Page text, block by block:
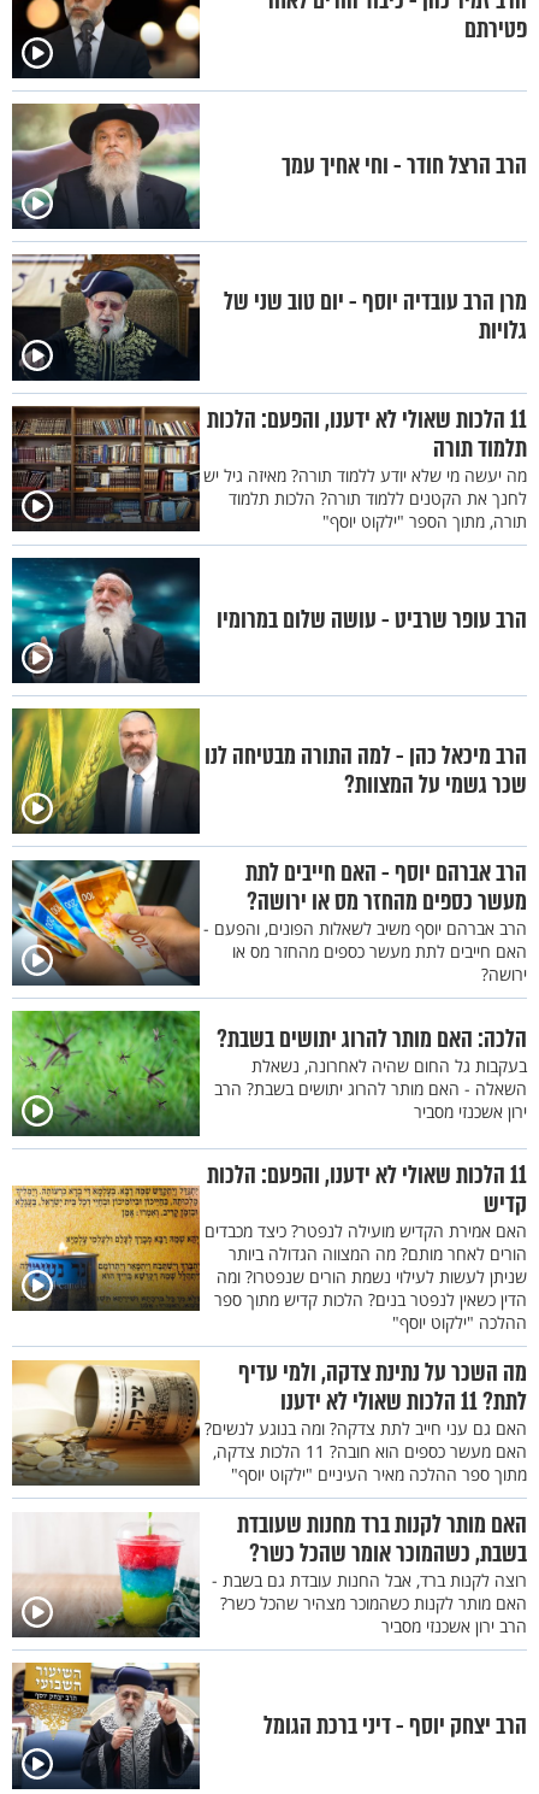
פטירתם
הרב הרצל חודר - וחי אחיך עמך
מרן הרב עובדיה יוסף - יום טוב שני של
גלויות
11 הלכות שאולי לא ידענו, והפעם: הלכות
תלמוד תורה
מה יעשה מי שלא יודע ללמוד תורה? מאיזה גיל יש
לחנך את הקטנים ללמוד תורה? הלכות תלמוד
תורה, מתוך הספר "ילקוט יוסף"
הרב עופר שרביט - עושה שלום במרומיו
הרב מיכאל כהן - למה התורה מבטיחה לנו
שכר גשמי על המצוות?
הרב אברהם יוסף - האם חייבים לתת
מעשר כספים מהחזר מס או ירושה?
הרב אברהם יוסף משיב לשאלות הפונים, והפעם -
האם חייבים לתת מעשר כספים מהחזר מס או
ירושה?
הלכה: האם מותר להרוג יתושים בשבת?
בעקבות גל החום שהיה לאחרונה, נשאלת
השאלה - האם מותר להרוג יתושים בשבת? הרב
ירון אשכנזי מסביר
11 הלכות שאולי לא ידענו, והפעם: הלכות
קדיש
האם אמירת הקדיש מועילה לנפטר? כיצד מכבדים
הורים לאחר מותם? מה המצווה הגדולה ביותר
שניתן לעשות לעילוי נשמת הורים שנפטרו? ומה
הדין כשאין לנפטר בנים? הלכות קדיש מתוך ספר
ההלכה "ילקוט יוסף"
מה השכר על נתינת צדקה, ולמי עדיף
לתת? 11 הלכות שאולי לא ידענו
האם גם עני חייב לתת צדקה? ומה בנוגע לנשים?
האם מעשר כספים הוא חובה? 11 הלכות צדקה,
מתוך ספר ההלכה מאיר העיניים "ילקוט יוסף"
האם מותר לקנות ברד מחנות שעובדת
בשבת, כשהמוכר אומר שהכל כשר?
רוצה לקנות ברד, אבל החנות עובדת גם בשבת -
האם מותר לקנות כשהמוכר מצהיר שהכל כשר?
הרב ירון אשכנזי מסביר
הרב יצחק יוסף - דיני ברכת הגומל